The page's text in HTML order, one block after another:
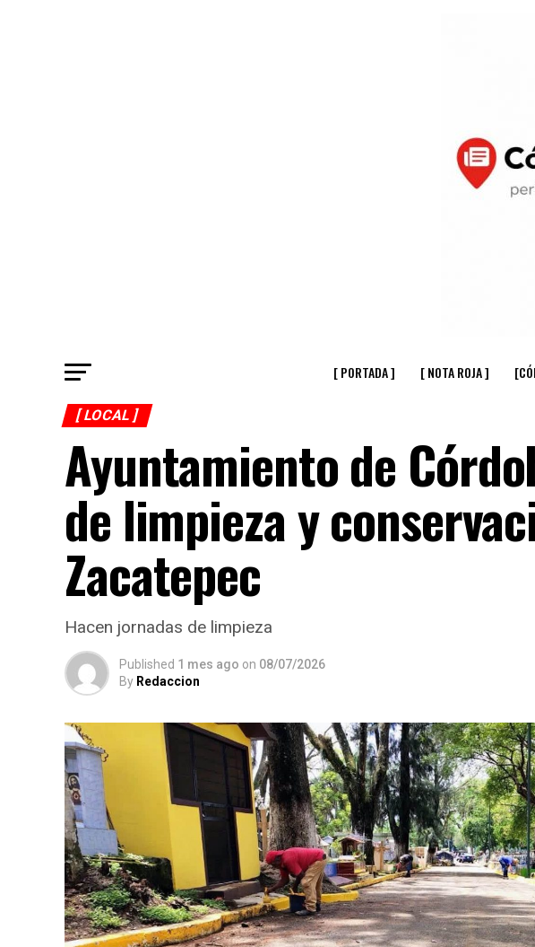
[ PORTADA ] [ NOTA ROJA ]
[ LOCAL ]
Ayuntamiento de
de limpieza y
Zacatepec
Hacen jornadas de limpieza
Published 1 mes ago on 08/07/2026
By Redaccion